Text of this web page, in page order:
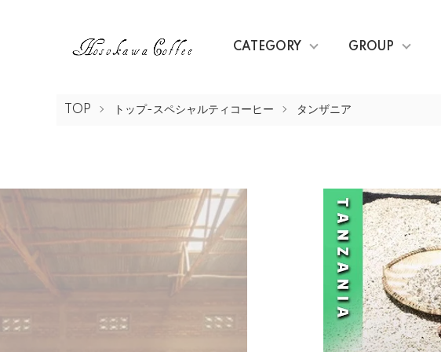
CATEGORY GROUP
TOP トップ-スペシャルティコーヒー タンザニア